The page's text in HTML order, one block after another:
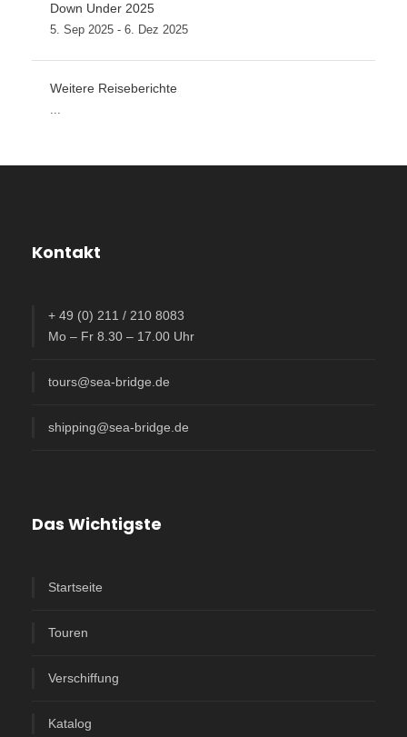
Down Under 2025
5. Sep 2025 - 6. Dez 2025
Weitere Reiseberichte
...
Kontakt
+ 49 (0) 211 / 210 8083
Mo – Fr 8.30 – 17.00 Uhr
tours@sea-bridge.de
shipping@sea-bridge.de
Das Wichtigste
Startseite
Touren
Verschiffung
Katalog